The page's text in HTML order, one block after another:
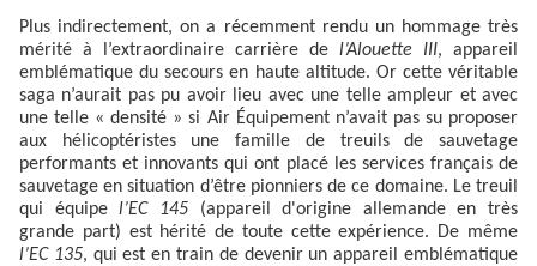
Plus indirectement, on a récemment rendu un hommage très
mérité à l’extraordinaire carrière de l’Alouette III, appareil
emblématique du secours en haute altitude. Or cette véritable
saga n’aurait pas pu avoir lieu avec une telle ampleur et avec
une telle « densité » si Air Équipement n’avait pas su proposer
aux hélicoptéristes une famille de treuils de sauvetage
performants et innovants qui ont placé les services français de
sauvetage en situation d’être pionniers de ce domaine. Le treuil
qui équipel’EC 145(appareil d'origine allemande en très
grande part) est hérité de toute cette expérience. De même
l’EC 135, qui est en train de devenir un appareil emblématique